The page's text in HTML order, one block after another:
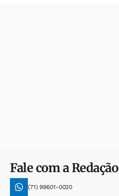
Fale com a Redação
(71) 99601-0020